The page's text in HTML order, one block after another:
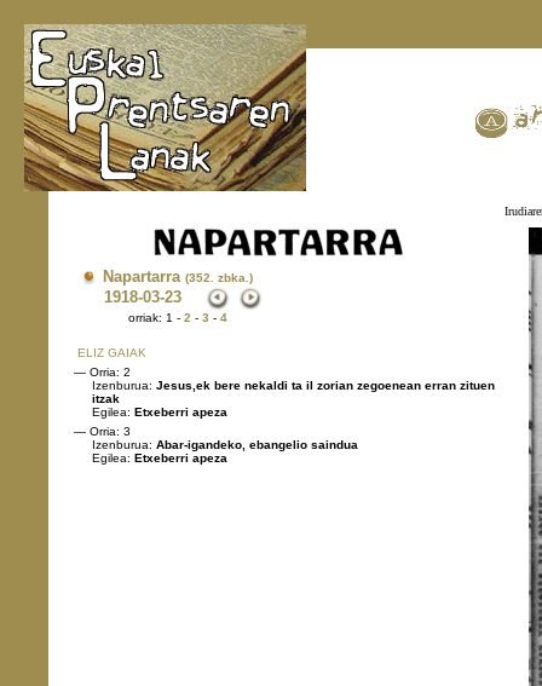
Napartarra (352. zbka.)
1918-03-23
orriak: 1 - 2 - 3 - 4
ELIZ GAIAK
— Orria: 2
Izenburua: Jesus,ek bere nekaldi ta il zorian zegoenean erran zituen
itzak
Egilea: Etxeberri apeza
— Orria: 3
Izenburua: Abar-igandeko, ebangelio saindua
Egilea: Etxeberri apeza